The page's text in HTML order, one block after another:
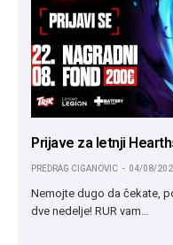
Prijave za letnji
PREDRAG CIGANOVIC 04/08/
Nemojte dugo da čekate,
dve nedelje! RUR vam…